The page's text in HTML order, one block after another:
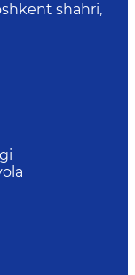
shahri,